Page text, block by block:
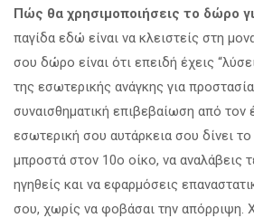
Πώς θα χρησιμοποιήσεις το δώρο
παγίδα εδώ είναι να κλειστείς στη
σου δώρο είναι ότι επειδή έχεις
της εσωτερικής ανάγκης για
συναισθηματική επιβεβαίωση από
εσωτερική σου αυτάρκεια σου δίνει
μπροστά στον 10ο οίκο, να αναλάβεις
ηγηθείς και να εφαρμόσεις
σου, χωρίς να φοβάσαι την απόρριψη.